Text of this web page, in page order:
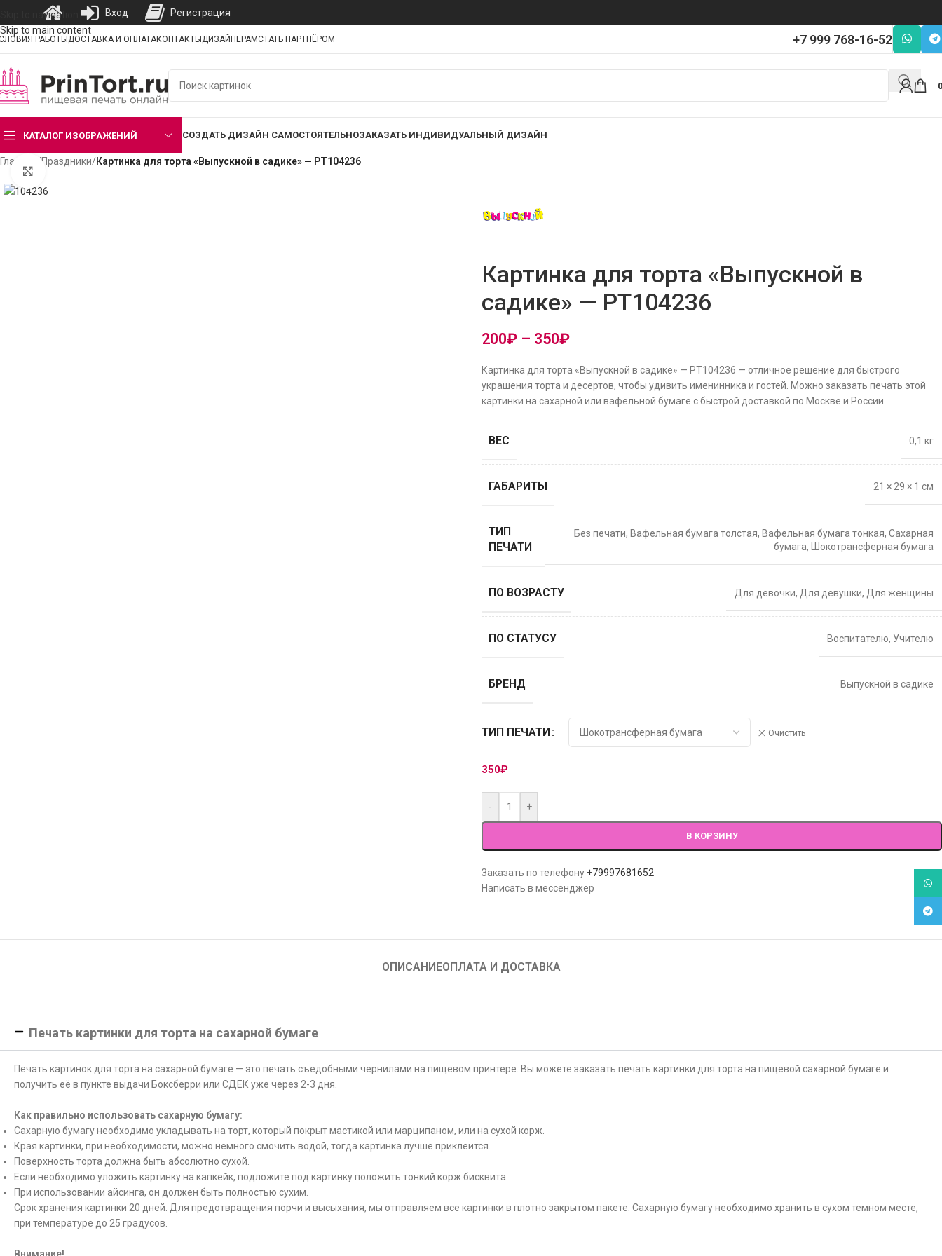
Skip to navigation
Skip to main content
РАБОТЫ ДОСТАВКА И ОПЛАТАКОНТАКТЫ ДИЗАЙНЕРАМСТАТЬ ПАРТНЁРОМ +7 999 768-16-52
0
КАТАЛОГ ИЗОБРАЖЕНИЙ СОЗДАТЬ ДИЗАЙН САМОСТОЯТЕЛЬНОЗАКАЗАТЬ ИНДИВИДУАЛЬНЫЙ ДИЗАЙН
Главная /Праздники/Картинка для торта «Выпускной в садике» — PT104236
Картинка для торта «Выпускной в
садике» — PT104236
200₽ – 350₽
Картинка для торта «Выпускной в садике» — PT104236 — отличное решение для быстрого
украшения торта и десертов, чтобы удивить именинника и гостей. Можно заказать печать этой
картинки на сахарной или вафельной бумаге с быстрой доставкой по Москве и России.
ВЕС 0,1 кг
ГАБАРИТЫ 21 × 29 × 1 см
ТИП
ПЕЧАТИ
Без печати, Вафельная бумага толстая, Вафельная бумага тонкая, Сахарная
бумага, Шокотрансферная бумага
ПО ВОЗРАСТУ Для девочки, Для девушки, Для женщины
ПО СТАТУСУ Воспитателю, Учителю
БРЕНД Выпускной в садике
ТИП ПЕЧАТИ Очистить
350₽
- +
В КОРЗИНУ
Заказать по телефону +79997681652
Написать в мессенджер
ОПИСАНИЕОПЛАТА И ДОСТАВКА
Печать картинки для торта на сахарной бумаге
Печать картинок для торта на сахарной бумаге — это печать съедобными чернилами на пищевом принтере. Вы можете заказать печать картинки для торта на пищевой сахарной бумаге и
получить её в пункте выдачи Боксберри или СДЕК уже через 2-3 дня.
Как правильно использовать сахарную бумагу:
Сахарную бумагу необходимо укладывать на торт, который покрыт мастикой или марципаном, или на сухой корж.
Края картинки, при необходимости, можно немного смочить водой, тогда картинка лучше приклеится.
Поверхность торта должна быть абсолютно сухой.
Если необходимо уложить картинку на капкейк, подложите под картинку положить тонкий корж бисквита.
При использовании айсинга, он должен быть полностью сухим.
Срок хранения картинки 20 дней. Для предотвращения порчи и высыхания, мы отправляем все картинки в плотно закрытом пакете. Сахарную бумагу необходимо хранить в сухом темном месте,
при температуре до 25 градусов.
Вход Регистрация